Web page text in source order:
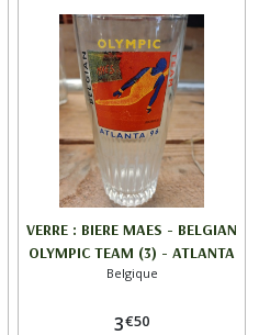
VERRE : BIERE MAES - BELGIAN
OLYMPIC TEAM (3) - ATLANTA
96
Belgique
3€50